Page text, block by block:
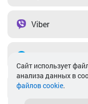
Viber
Cайт использует
анализа данных в
файлов cookie.